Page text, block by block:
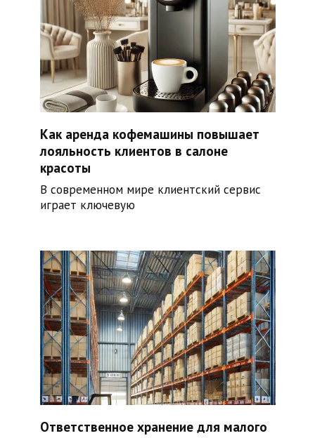
Как аренда кофемашины повышает
лояльность клиентов в салоне
красоты
В современном мире клиентский сервис
играет ключевую
Ответственное хранение для малого